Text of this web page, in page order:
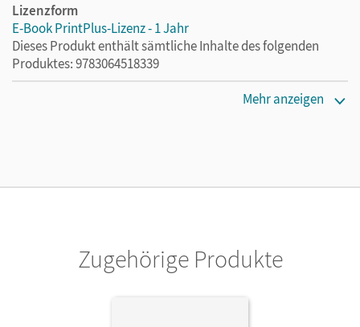
Lizenzform
E-Book PrintPlus-Lizenz - 1 Jahr
Dieses Produkt enthält sämtliche Inhalte des folgenden
Produktes: 9783064518339
ein Jahr lang ergänzend zum Print-Titel nutzen möchten.
Cornelsen Verlag
Mehr anzeigen
Zugehörige Produkte